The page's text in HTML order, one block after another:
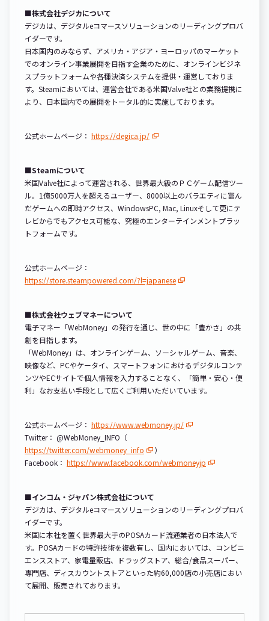
■株式会社デジカについて
デジカは、デジタルeコマースソリューションのリーディングプロバ
イダーです。
日本国内のみならず、アメリカ・アジア・ヨーロッパのマーケット
でのオンライン事業展開を目指す企業のために、オンラインビジネ
スプラットフォームや各種決済システムを提供・運営しておりま
す。Steamにおいては、運営会社である米国Valve社との業務提携に
より、日本国内での展開をトータル的に実施しております。
公式ホームページ： https://degica.jp/
■Steamについて
米国Valve社によって運営される、世界最大級のＰＣゲーム配信ツー
ル。1億5000万人を超えるユーザー、8000以上のバラエティに富ん
だゲームへの即時アクセス、WindowsPC, Mac, Linuxそして更にテ
レビからでもアクセス可能な、究極のエンターテインメントプラッ
トフォームです。
公式ホームページ：
https://store.steampowered.com/?l=japanese
■株式会社ウェブマネーについて
電子マネー「WebMoney」の発行を通じ、世の中に「豊かさ」の共
創を目指します。
「WebMoney」は、オンラインゲーム、ソーシャルゲーム、音楽、
映像など、PCやケータイ、スマートフォンにおけるデジタルコンテ
ンツやECサイトで個人情報を入力することなく、「簡単・安心・便
利」なお支払い手段として広くご利用いただいています。
公式ホームページ： https://www.webmoney.jp/
Twitter： @WebMoney_INFO（
https://twitter.com/webmoney_info
）
Facebook： https://www.facebook.com/webmoneyjp
■インコム・ジャパン株式会社について
デジカは、デジタルeコマースソリューションのリーディングプロバ
イダーです。
米国に本社を置く世界最大手のPOSAカード流通業者の日本法人で
す。POSAカードの特許技術を複数有し、国内においては、コンビニ
エンスストア、家電量販店、ドラッグストア、総合/食品スーパー、
専門店、ディスカウントストアといった約60,000店の小売店におい
て展開、販売されております。